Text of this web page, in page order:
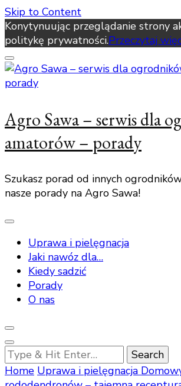
Skip to Content
Konytynuując przeglądanie strony
politykę prywatności.Przeczytaj
Agro Sawa – serwis dla
amatorów – porady
Szukasz porad od innych
nasze porady na Agro Sawa!
Uprawa i pielęgnacja
Jaki nawóz dla…
Kiedy sadzić
Porady
O nas
Looking
for
Something?
Home Uprawa i pielęgnacja